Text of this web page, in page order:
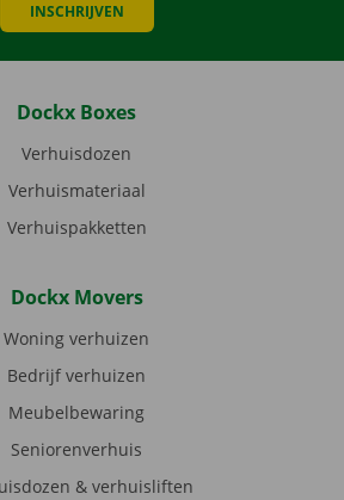
INSCHRIJVEN
Dockx Boxes
Verhuisdozen
Verhuismateriaal
Verhuispakketten
Dockx Movers
Woning verhuizen
Bedrijf verhuizen
Meubelbewaring
Seniorenverhuis
& verhuisliften